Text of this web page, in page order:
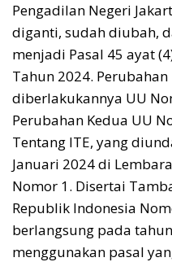
Pengadilan Negeri
diganti, sudah diubah,
menjadi Pasal 45 ayat
Tahun 2024.
diberlakukannya UU
Perubahan Kedua UU
Tentang ITE, yang
Januari 2024 di
Nomor 1. Disertai
Republik Indonesia
berlangsung pada
menggunakan pasal